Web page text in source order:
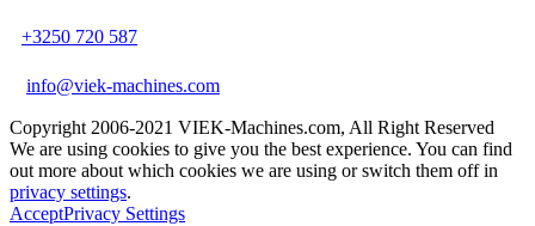
+3250 720 587
info@viek-machines.com
Copyright 2006-2021 VIEK-Machines.com, All Right Reserved
We are using cookies to give you the best experience. You can find
out more about which cookies we are using or switch them off in
privacy settings.
AcceptPrivacy Settings